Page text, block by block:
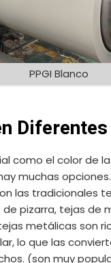
PPGI Blanco
como el color de
muchas opciones.
las tradicionales
pizarra, tejas de
metálicas son
lo que las
(son muy